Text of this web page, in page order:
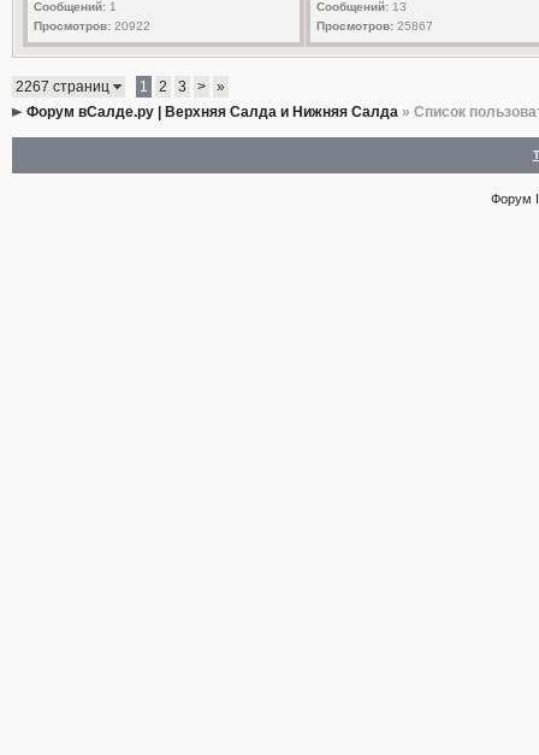
Сообщений:1
Просмотров:20922
Сообщений:13
Просмотров:25867
2267 страниц 1 2 3 >
»
Форум вСалде.ру | Верхняя Салда и Нижняя Салда» Список
Форум